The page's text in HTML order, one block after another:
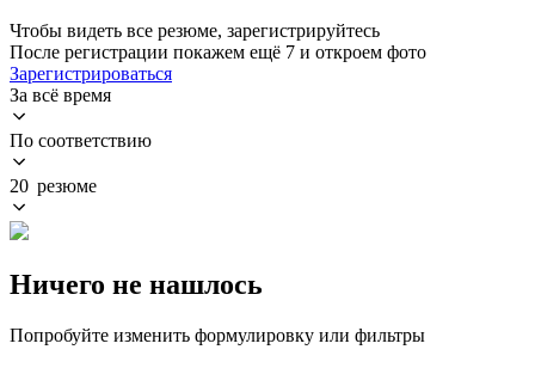
Чтобы видеть все резюме, зарегистрируйтесь
После регистрации покажем ещё 7 и откроем фото
Зарегистрироваться
За всё время
По соответствию
20 резюме
Ничего не нашлось
Попробуйте изменить формулировку или фильтры